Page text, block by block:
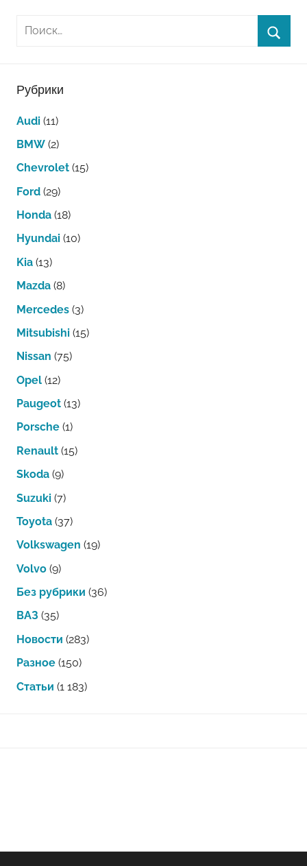
Рубрики
Audi (11)
BMW (2)
Chevrolet (15)
Ford (29)
Honda (18)
Hyundai (10)
Kia (13)
Mazda (8)
Mercedes (3)
Mitsubishi (15)
Nissan (75)
Opel (12)
Paugeot (13)
Porsche (1)
Renault (15)
Skoda (9)
Suzuki (7)
Toyota (37)
Volkswagen (19)
Volvo (9)
Без рубрики (36)
ВАЗ (35)
Новости (283)
Разное (150)
Статьи (1 183)